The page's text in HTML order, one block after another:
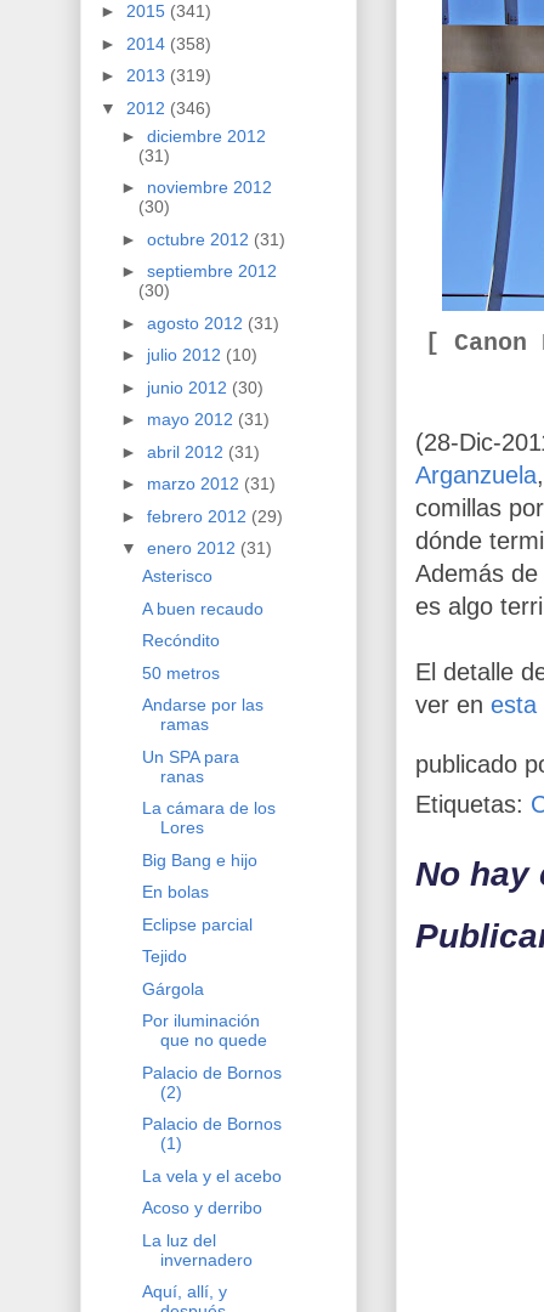
[
(28-Dic-
Arganzuela
comillas
dónde
Además
es algo
El detalle
ver en esta
publicado
Etiquetas:
No hay
► 2015 (341)
► 2014 (358)
► 2013 (319)
▼ 2012 (346)
► diciembre 2012
(31)
► noviembre 2012
(30)
► octubre 2012 (31)
► septiembre 2012
(30)
► agosto 2012 (31)
► julio 2012 (10)
► junio 2012 (30)
► mayo 2012 (31)
► abril 2012 (31)
► marzo 2012 (31)
► febrero 2012 (29)
▼ enero 2012 (31)
Asterisco
A buen recaudo
Recóndito
50 metros
Andarse por las
ramas
Un SPA para
ranas
La cámara de los
Lores
Big Bang e hijo
En bolas
Eclipse parcial
Tejido
Gárgola
Por iluminación
que no quede
Palacio de Bornos
(2)
Palacio de Bornos
(1)
La vela y el acebo
Acoso y derribo
La luz del
invernadero
Aquí, allí, y